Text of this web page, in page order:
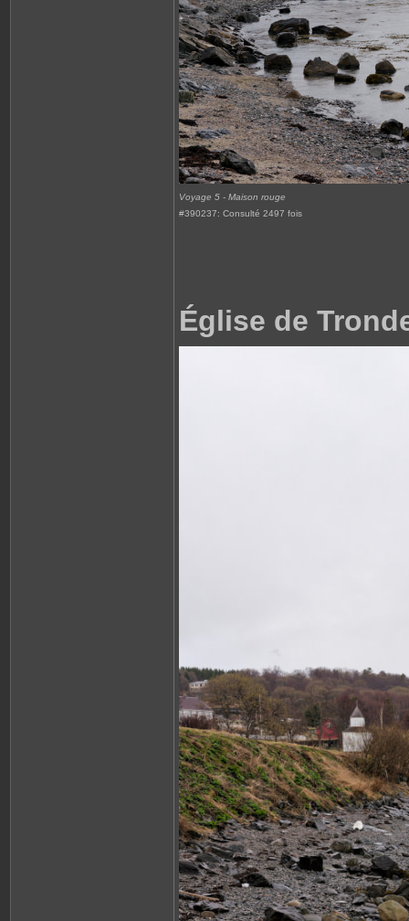
Voyage 5 - Maison rouge
#390237: Consulté 2497 fois
Église de